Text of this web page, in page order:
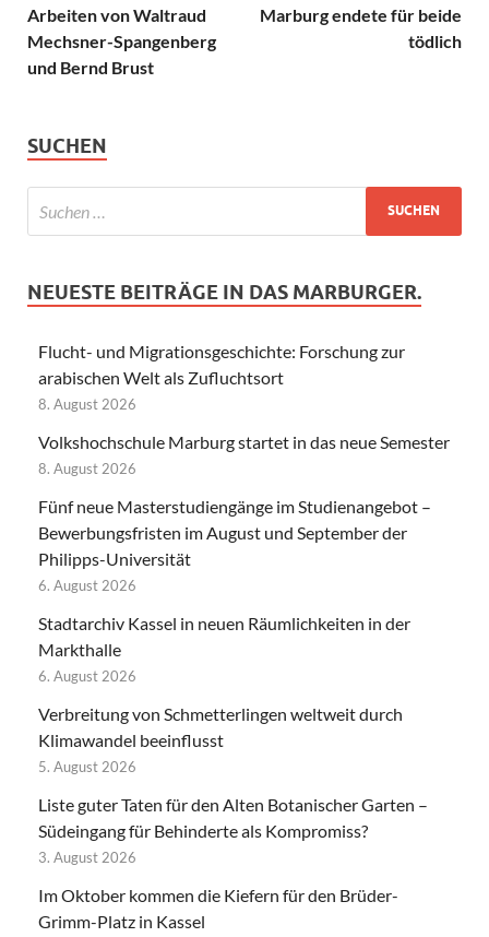
Arbeiten von Waltraud
Mechsner-Spangenberg
und Bernd Brust
Marburg endete für beide
tödlich
SUCHEN
NEUESTE BEITRÄGE IN DAS MARBURGER.
Flucht- und Migrationsgeschichte: Forschung zur
arabischen Welt als Zufluchtsort
8. August 2026
Volkshochschule Marburg startet in das neue Semester
8. August 2026
Fünf neue Masterstudiengänge im Studienangebot –
Bewerbungsfristen im August und September der
Philipps-Universität
6. August 2026
Stadtarchiv Kassel in neuen Räumlichkeiten in der
Markthalle
6. August 2026
Verbreitung von Schmetterlingen weltweit durch
Klimawandel beeinflusst
5. August 2026
Liste guter Taten für den Alten Botanischer Garten –
Südeingang für Behinderte als Kompromiss?
3. August 2026
Im Oktober kommen die Kiefern für den Brüder-
Grimm-Platz in Kassel